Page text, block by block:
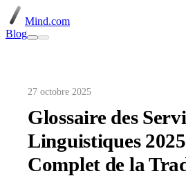
Mind.com
Blog
27 octobre 2025
Glossaire des
Linguistiques
Complet de la